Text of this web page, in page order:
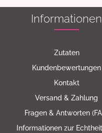
Informationen
Zutaten
Kundenbewertungen
Kontakt
Versand & Zahlung
Fragen & Antworten
Informationen zur